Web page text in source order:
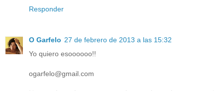
Responder
O Garfelo 27 de febrero de 2013 a las 15:32
Yo quiero esoooooo!!
ogarfelo@gmail.com